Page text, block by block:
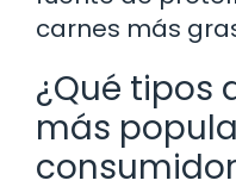
carnes más
¿Qué tipos
más